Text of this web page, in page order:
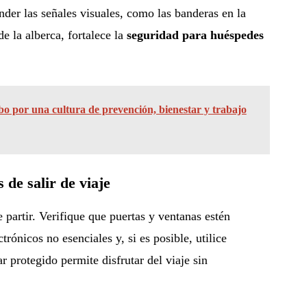
las señales visuales, como las banderas en la
la alberca, fortalece la seguridad para huéspedes
por una cultura de prevención, bienestar y trabajo
de salir de viaje
partir. Verifique que puertas y ventanas estén
no esenciales y, si es posible, utilice
protegido permite disfrutar del viaje sin